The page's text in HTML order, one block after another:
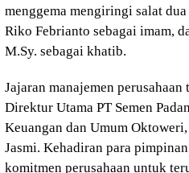
menggema mengiringi salat
Riko Febrianto sebagai imam,
M.Sy. sebagai khatib.
Jajaran manajemen
Direktur Utama PT Semen
Keuangan dan Umum
Jasmi. Kehadiran para
komitmen perusahaan untuk